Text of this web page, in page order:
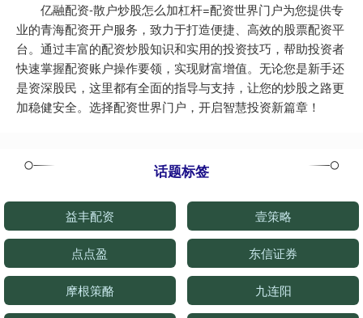
亿融配资-散户炒股怎么加杠杆=配资世界门户为您提供专
业的青海配资开户服务，致力于打造便捷、高效的股票配资平
台。通过丰富的配资炒股知识和实用的投资技巧，帮助投资者
快速掌握配资账户操作要领，实现财富增值。无论您是新手还
是资深股民，这里都有全面的指导与支持，让您的炒股之路更
加稳健安全。选择配资世界门户，开启智慧投资新篇章！
话题标签
益丰配资 壹策略
点点盈 东信证券
摩根策酪 九连阳